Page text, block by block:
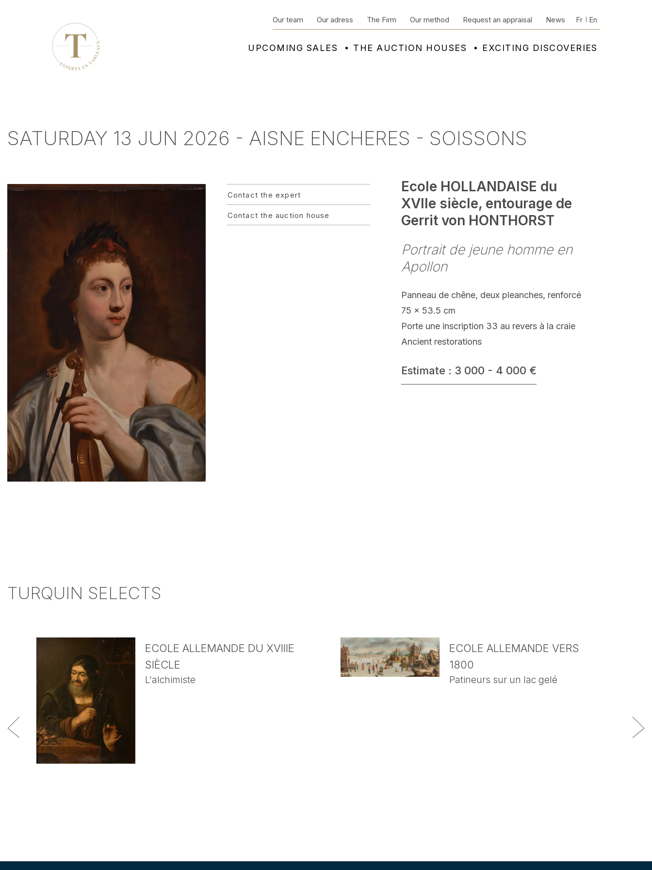
UPCOMING SALES THE AUCTION HOUSES EXCITING DISCOVERIES
Our team Our adress The Firm Our method Request an appraisal News Fr En
SATURDAY 13 JUN 2026 - AISNE ENCHERES - SOISSONS
Contact the expert
Contact the auction house
Ecole HOLLANDAISE du
XVIIe siècle, entourage de
Gerrit von HONTHORST
Portrait de jeune homme en
Apollon
Panneau de chêne, deux pleanches, renforcé
75 x 53.5 cm
Porte une inscription 33 au revers à la craie
Ancient restorations
Estimate : 3 000 - 4 000 €
TURQUIN SELECTS
ECOLE ALLEMANDE DU XVIIIE
SIÈCLE
L'alchimiste
ECOLE ALLEMANDE VERS
1800
Patineurs sur un lac gelé